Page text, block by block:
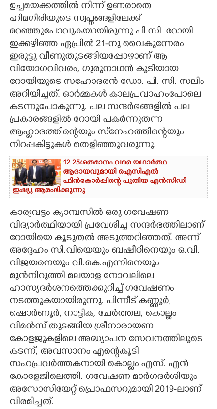
CARTOONS
LITERATURE
ZOOM
ഉച്ചമയക്കത്തിൽ നിന്ന് ഉണരാതെ
ഹിമഗിരിയുടെ സ്വപ്നങ്ങളിലേക്ക്
മറഞ്ഞുപോവുകയായിരുന്നു പി.സി. റോയി.
ഇക്കഴിഞ്ഞ ഏപ്രിൽ 21-നു വൈകുന്നേരം
ഇരുട്ടു വീണുതുടങ്ങിയപ്പോഴാണ് ആ
വിയോഗവിവരം, ഗുരുനാഥൻ കൂടിയായ
റോയിയുടെ സഹോദരൻ ഡോ. പി. സി. സലിം
അറിയിച്ചത്. ഓർമ്മകൾ കാലപ്രവാഹംപോലെ
കടന്നുപോകുന്നു. പല സന്ദർഭങ്ങളിൽ പല
പ്രകാരങ്ങളിൽ റോയി പകർന്നുതന്ന
ആഹ്ലാദത്തിന്റെയും സ്‌നേഹത്തിന്റെയും
നിറപ്പകിട്ടുകൾ തെളിഞ്ഞുവരുന്നു.
12.25ശതമാനം വരെ യഥാർത്ഥ
ആദായവുമായി ഐസിഎൽ
ഫിൻകോർപ്പിന്റെ പുതിയ എൻസിഡി
ഇഷ്യു ആരംഭിക്കുന്നു
കാര്യവട്ടം ക്യാമ്പസിൽ ഒരു ഗവേഷണ
വിദ്യാർത്ഥിയായി പ്രവേശിച്ച സന്ദർഭത്തിലാണ്‌
റോയിയെ കൂടുതൽ അടുത്തറിഞ്ഞത്. അന്ന്
അദ്ദേഹം സി.വിയെയും ബഷീറിനെയും ഒ.വി.
വിജയനെയും വി.കെ.എന്നിനെയും
മുൻനിറുത്തി മലയാള നോവലിലെ
ഹാസ്യദർശനത്തെക്കുറിച്ച് ഗവേഷണം
നടത്തുകയായിരുന്നു. പിന്നീട് കണ്ണൂർ,
ഷൊർണൂർ, നാട്ടിക, ചേർത്തല, കൊല്ലം
വിമൻസ് തുടങ്ങിയ ശ്രീനാരായണ
കോളജുകളിലെ അദ്ധ്യാപന സേവനത്തിലൂടെ
കടന്ന്, അവസാനം എന്റെകൂടി
സഹപ്രവർത്തകനായി കൊല്ലം എസ്. എൻ
കോളേജിലെത്തി. ഗവേഷണ മാർഗദർശിയും
അസോസിയേറ്റ് പ്രൊഫസറുമായി 2019-ലാണ്
വിരമിച്ചത്.